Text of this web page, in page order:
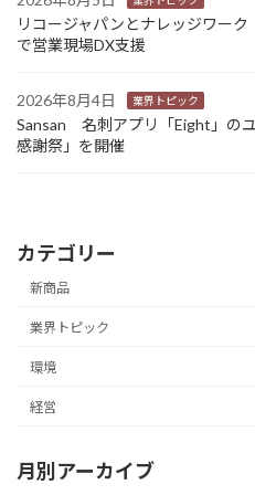
リコージャパンとナレッジワー
で営業現場DX支援
2026年8月4日 業界トピック
Sansan 名刺アプリ「Eight」の
感謝祭」を開催
カテゴリー
新商品
業界トピック
環境
経営
月別アーカイブ